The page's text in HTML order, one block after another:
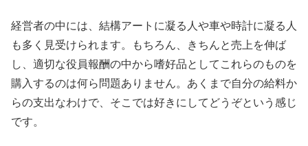
経営者の中には、結構アートに凝る人や車や時計に凝る人
も多く見受けられます。もちろん、きちんと売上を伸ば
し、適切な役員報酬の中から嗜好品としてこれらのものを
購入するのは何ら問題ありません。あくまで自分の給料か
らの支出なわけで、そこでは好きにしてどうぞという感じ
です。